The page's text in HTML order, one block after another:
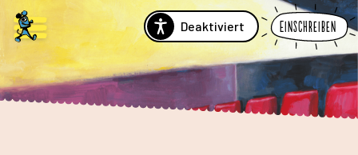
Deaktiviert Einschreiben